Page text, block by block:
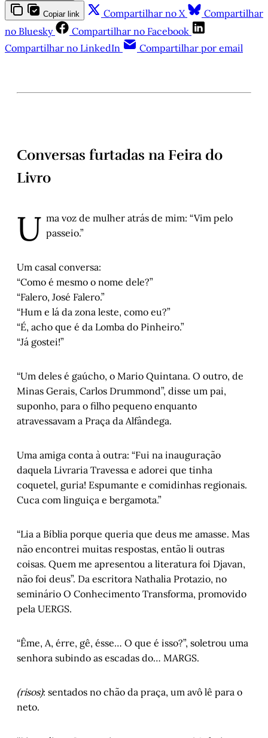
Copiar link Compartilhar no X
Compartilhar
no Bluesky
Compartilhar no Facebook
Compartilhar no LinkedIn
Compartilhar por email
Conversas furtadas na Feira do
Livro
U ma voz de mulher atrás de mim: “Vim pelo
passeio.”
Um casal conversa:
“Como é mesmo o nome dele?”
“Falero, José Falero.”
“Hum e lá da zona leste, como eu?”
“É, acho que é da Lomba do Pinheiro.”
“Já gostei!”
“Um deles é gaúcho, o Mario Quintana. O outro, de
Minas Gerais, Carlos Drummond”, disse um pai,
suponho, para o filho pequeno enquanto
atravessavam a Praça da Alfândega.
Uma amiga conta à outra: “Fui na inauguração
daquela Livraria Travessa e adorei que tinha
coquetel, guria! Espumante e comidinhas regionais.
Cuca com linguiça e bergamota.”
“Lia a Bíblia porque queria que deus me amasse. Mas
não encontrei muitas respostas, então li outras
coisas. Quem me apresentou a literatura foi Djavan,
não foi deus”. Da escritora Nathalia Protazio, no
seminário O Conhecimento Transforma, promovido
pela UERGS.
“Ême, A, érre, gê, ésse… O que é isso?”, soletrou uma
senhora subindo as escadas do… MARGS.
(risos): sentados no chão da praça, um avô lê para o
neto.